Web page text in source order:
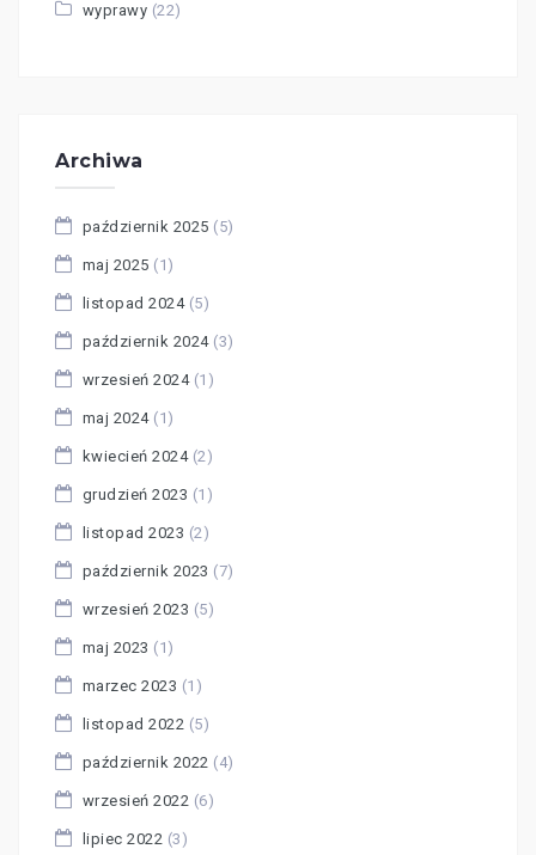
wyprawy (22)
Archiwa
październik 2025 (5)
maj 2025 (1)
listopad 2024(5)
październik 2024(3)
wrzesień 2024(1)
maj 2024(1)
kwiecień 2024(2)
grudzień 2023 (1)
listopad 2023 (2)
październik 2023 (7)
wrzesień 2023 (5)
maj 2023 (1)
marzec 2023 (1)
listopad 2022 (5)
październik 2022 (4)
wrzesień 2022 (6)
lipiec 2022 (3)